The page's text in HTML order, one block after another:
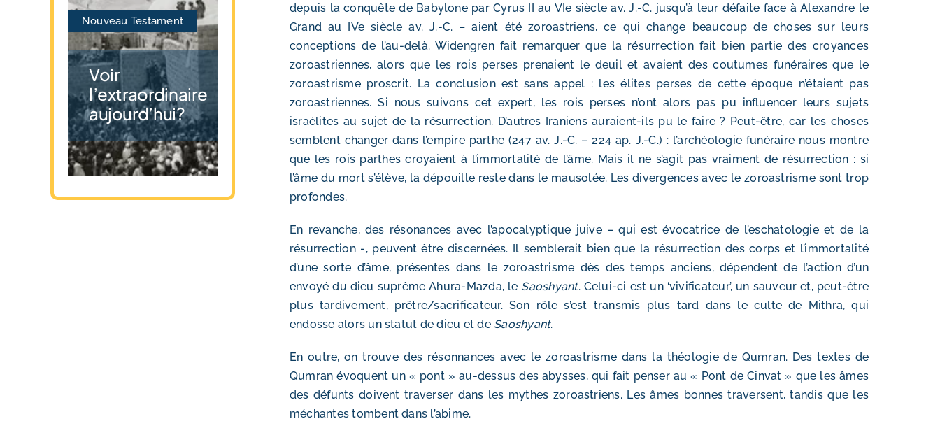
Nouveau Testament
Voir
l’extraordinaire
aujourd’hui?
depuis la conquête de Babylone par Cyrus II au VIe siècle av. J.-C. jusqu’à leur défaite face à Alexandre le
Grand au IVe siècle av. J.-C. – aient été zoroastriens, ce qui change beaucoup de choses sur leurs
conceptions de l’au-delà. Widengren fait remarquer que la résurrection fait bien partie des croyances
zoroastriennes, alors que les rois perses prenaient le deuil et avaient des coutumes funéraires que le
zoroastrisme proscrit. La conclusion est sans appel : les élites perses de cette époque n’étaient pas
zoroastriennes. Si nous suivons cet expert, les rois perses n’ont alors pas pu influencer leurs sujets
israélites au sujet de la résurrection. D’autres Iraniens auraient-ils pu le faire ? Peut-être, car les choses
semblent changer dans l’empire parthe (247 av. J.-C. – 224 ap. J.-C.) : l’archéologie funéraire nous montre
que les rois parthes croyaient à l’immortalité de l’âme. Mais il ne s’agit pas vraiment de résurrection : si
l’âme du mort s’élève, la dépouille reste dans le mausolée. Les divergences avec le zoroastrisme sont trop
profondes.
En revanche, des résonances avec l’apocalyptique juive – qui est évocatrice de l’eschatologie et de la
résurrection -, peuvent être discernées. Il semblerait bien que la résurrection des corps et l’immortalité
d’une sorte d’âme, présentes dans le zoroastrisme dès des temps anciens, dépendent de l’action d’un
envoyé du dieu suprême Ahura-Mazda, le Saoshyant. Celui-ci est un ‘vivificateur’, un sauveur et, peut-être
plus tardivement, prêtre/sacrificateur. Son rôle s’est transmis plus tard dans le culte de Mithra, qui
endosse alors un statut de dieu et de Saoshyant.
En outre, on trouve des résonnances avec le zoroastrisme dans la théologie de Qumran. Des textes de
Qumran évoquent un « pont » au-dessus des abysses, qui fait penser au « Pont de Cinvat » que les âmes
des défunts doivent traverser dans les mythes zoroastriens. Les âmes bonnes traversent, tandis que les
méchantes tombent dans l’abime.